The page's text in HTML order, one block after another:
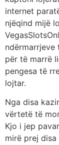
internet
njëqind mijë
për të marrë
pengesa të
lojtar.
Nga disa
vërtetë të
Kjo i jep
mirë prej